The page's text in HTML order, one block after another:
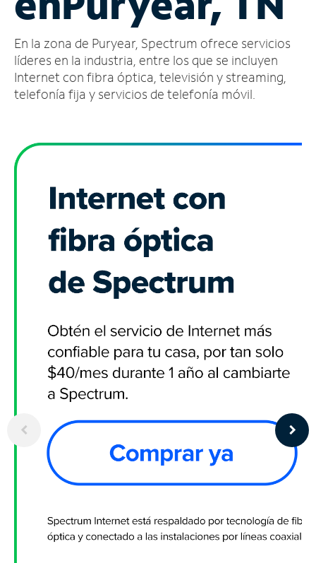
cuenta
Encuentra
una
tienda
En la zona de Puryear, Spectrum ofrece servicios
líderes en la industria, entre los que se incluyen
Internet con fibra óptica, televisión y streaming,
telefonía fija y servicios de telefonía móvil.